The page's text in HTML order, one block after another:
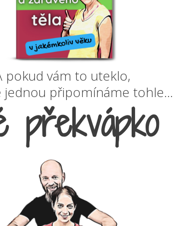
pokud vám to uteklo,
jednou připomínáme tohle...
překvápko